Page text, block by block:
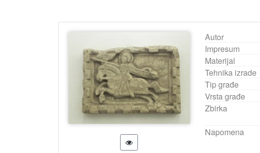
Autor
Impresum
Materijal
Tehnika izrade
Tip građe
Vrsta građe
Zbirka
Napomena